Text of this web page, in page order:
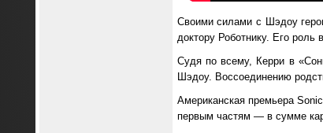
Своими силами с Шэдоу
доктору Роботнику. Его
Судя по всему, Керри в
Шэдоу. Воссоединению
Американская премьера
первым частям — в сумме